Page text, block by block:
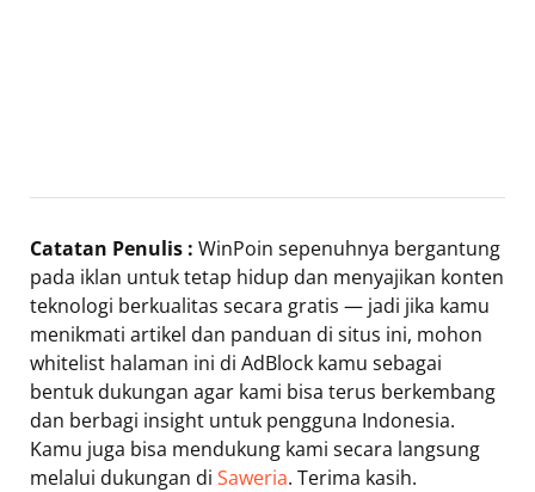
Catatan Penulis : WinPoin sepenuhnya bergantung
pada iklan untuk tetap hidup dan menyajikan konten
teknologi berkualitas secara gratis — jadi jika kamu
menikmati artikel dan panduan di situs ini, mohon
whitelist halaman ini di AdBlock kamu sebagai
bentuk dukungan agar kami bisa terus berkembang
dan berbagi insight untuk pengguna Indonesia.
Kamu juga bisa mendukung kami secara langsung
melalui dukungan di Saweria. Terima kasih.